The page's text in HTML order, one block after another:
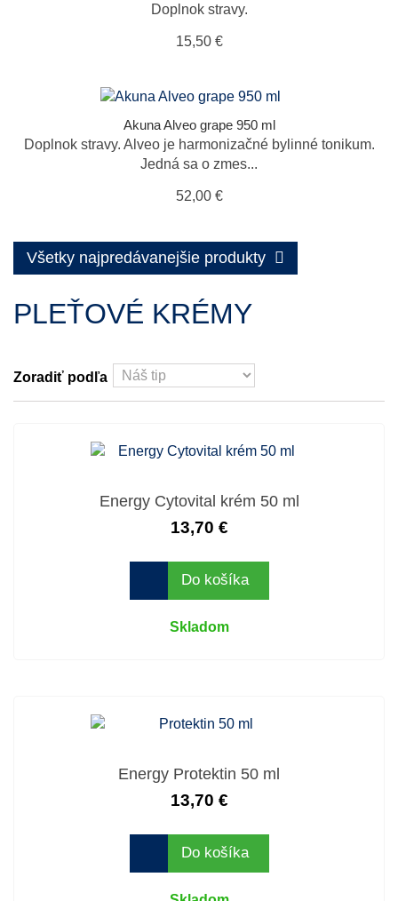
Doplnok stravy.
15,50 €
Akuna Alveo grape 950 ml
Doplnok stravy. Alveo je harmonizačné bylinné tonikum.
Jedná sa o zmes...
52,00 €
Všetky najpredávanejšie produkty
PLEŤOVÉ KRÉMY
Zoradiť podľa
Energy Cytovital krém 50 ml
13,70 €
Do košíka
Skladom
Energy Protektin 50 ml
13,70 €
Do košíka